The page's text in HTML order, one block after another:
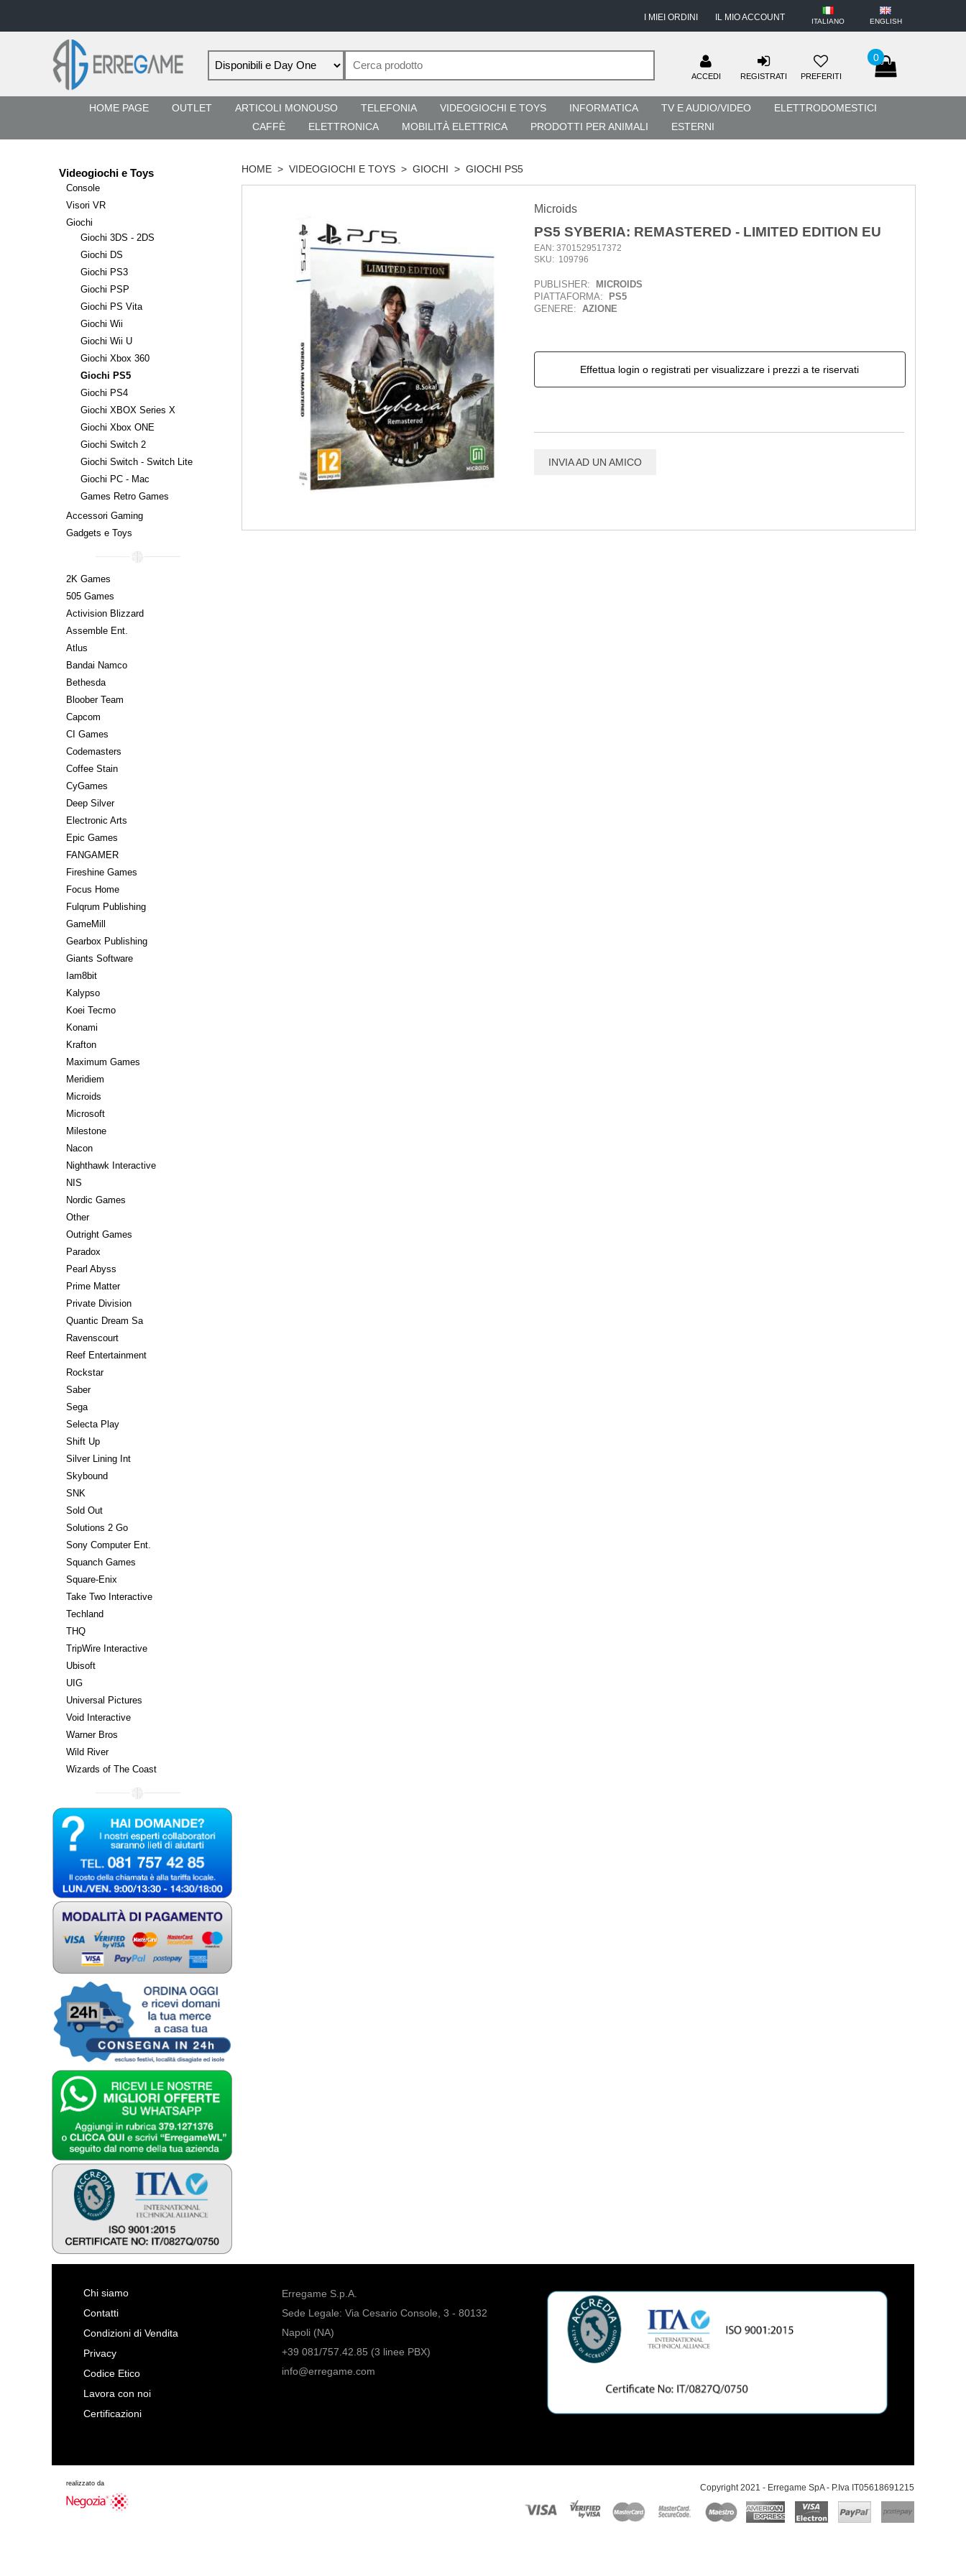
ITALIANO ENGLISH
IL MIO ACCOUNT
I MIEI ORDINI
0
PREFERITI
REGISTRATI
ACCEDI
HOME PAGE OUTLET ARTICOLI MONOUSO TELEFONIA VIDEOGIOCHI E TOYS INFORMATICA TV E AUDIO/VIDEO
ELETTRODOMESTICI
CAFFÈ
ELETTRONICA MOBILITÀ ELETTRICA PRODOTTI PER ANIMALI ESTERNI
Videogiochi e Toys
Console
Visori VR
Giochi
Giochi 3DS - 2DS
Giochi DS
Giochi PS3
Giochi PSP
Giochi PS Vita
Giochi Wii
Giochi Wii U
Giochi Xbox 360
Giochi PS5
Giochi PS4
Giochi XBOX Series X
Giochi Xbox ONE
Giochi Switch 2
Giochi Switch - Switch Lite
Giochi PC - Mac
Games Retro Games
Accessori Gaming
Gadgets e Toys
2K Games
505 Games
Activision Blizzard
Assemble Ent.
Atlus
Bandai Namco
Bethesda
Bloober Team
Capcom
CI Games
Codemasters
Coffee Stain
CyGames
Deep Silver
Electronic Arts
Epic Games
FANGAMER
Fireshine Games
Focus Home
Fulqrum Publishing
GameMill
Gearbox Publishing
Giants Software
Iam8bit
Kalypso
Koei Tecmo
Konami
Krafton
Maximum Games
Meridiem
Microids
Microsoft
Milestone
Nacon
Nighthawk Interactive
NIS
Nordic Games
Other
Outright Games
Paradox
Pearl Abyss
Prime Matter
Private Division
Quantic Dream Sa
Ravenscourt
Reef Entertainment
Rockstar
Saber
Sega
Selecta Play
Shift Up
Silver Lining Int
Skybound
SNK
Sold Out
Solutions 2 Go
Sony Computer Ent.
Squanch Games
Square-Enix
Take Two Interactive
Techland
THQ
TripWire Interactive
Ubisoft
UIG
Universal Pictures
Void Interactive
Warner Bros
Wild River
Wizards of The Coast
HOME > VIDEOGIOCHI E TOYS > GIOCHI > GIOCHI PS5
Microids
PS5 SYBERIA: REMASTERED - LIMITED EDITION EU
EAN: 3701529517372
SKU: 109796
PUBLISHER:
MICROIDS
PIATTAFORMA:
PS5
GENERE: AZIONE
Effettua login o registrati per visualizzare i prezzi a te riservati
INVIA AD UN AMICO
Chi siamo
Contatti
Condizioni di Vendita
Privacy
Codice Etico
Lavora con noi
Certificazioni
Erregame S.p.A.
Sede Legale: Via Cesario Console, 3 - 80132
Napoli (NA)
+39 081/757.42.85 (3 linee PBX)
info@erregame.com
realizzato da Copyright 2021 - Erregame SpA - P.Iva IT05618691215